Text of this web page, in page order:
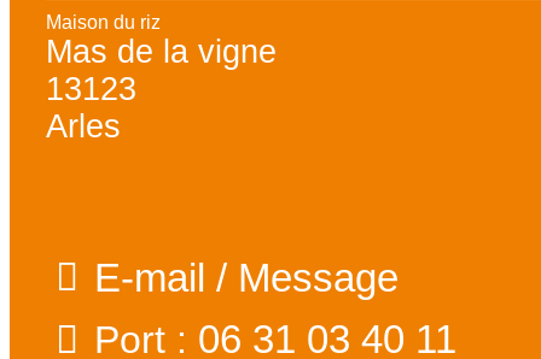
Maison du riz
Mas de la vigne
13123
Arles
E-mail / Message
Port : 06 31 03 40 11